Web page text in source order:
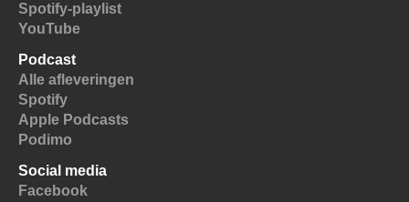
Spotify-playlist
YouTube
Podcast
Alle afleveringen
Spotify
Apple Podcasts
Podimo
Social media
Facebook